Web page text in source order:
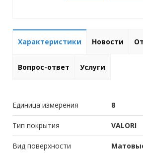
Характеристики Новости
Вопрос-ответ Услуги
Единица измерения 8
Тип покрытия VALORI
Вид поверхности